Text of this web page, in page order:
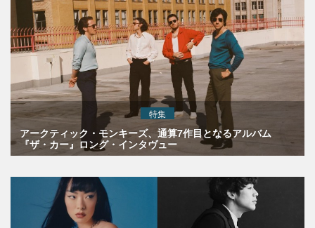
特集
アークティック・モンキーズ、通算7作目となるアルバム
『ザ・カー』ロング・インタヴュー